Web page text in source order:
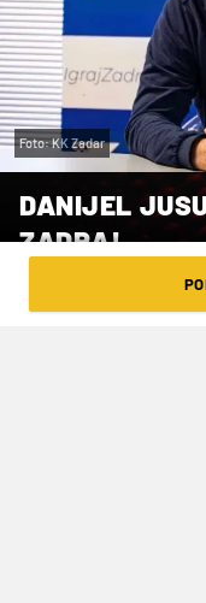
Foto: KK Zadar
DANIJEL
ZADRA!